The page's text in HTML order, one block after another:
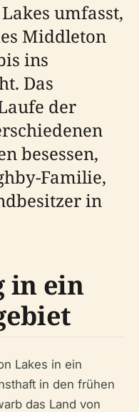
umfasst,
Middleton
ins
Das
der
besessen,
Familie,
in
in ein
Lakes in ein
in den frühen
das Land von